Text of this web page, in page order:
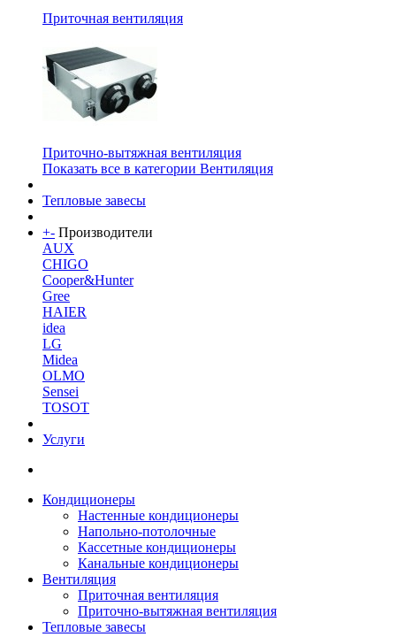
Приточная вентиляция
Приточно-вытяжная вентиляция
Показать все в категории Вентиляция
Тепловые завесы
+- Производители
AUX
CHIGO
Cooper&Hunter
Gree
HAIER
idea
LG
Midea
OLMO
Sensei
TOSOT
Услуги
Кондиционеры
Настенные кондиционеры
Напольно-потолочные
Кассетные кондиционеры
Канальные кондиционеры
Вентиляция
Приточная вентиляция
Приточно-вытяжная вентиляция
Тепловые завесы